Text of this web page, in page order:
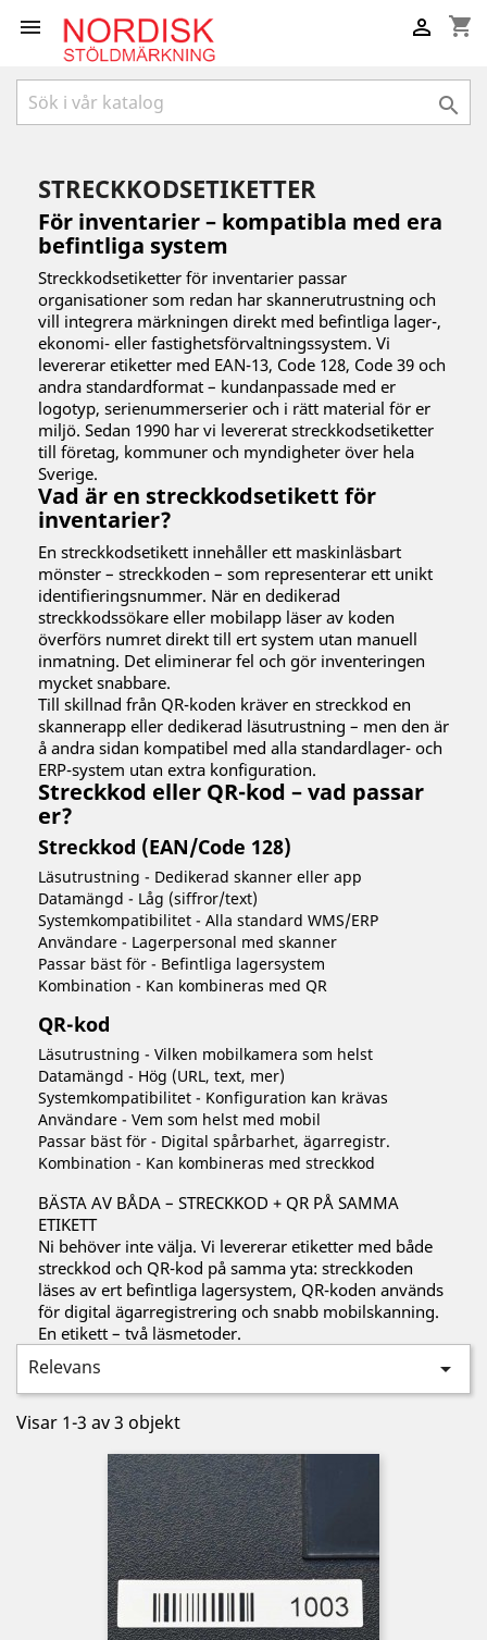
 shopping_cart


STRECKKODSETIKETTER
För inventarier – kompatibla med era
befintliga system
Streckkodsetiketter för inventarier passar
organisationer som redan har skannerutrustning och
vill integrera märkningen direkt med befintliga lager-,
ekonomi- eller fastighetsförvaltningssystem. Vi
levererar etiketter med EAN-13, Code 128, Code 39 och
andra standardformat – kundanpassade med er
logotyp, serienummerserier och i rätt material för er
miljö. Sedan 1990 har vi levererat streckkodsetiketter
till företag, kommuner och myndigheter över hela
Sverige.
Vad är en streckkodsetikett för
inventarier?
En streckkodsetikett innehåller ett maskinläsbart
mönster – streckkoden – som representerar ett unikt
identifieringsnummer. När en dedikerad
streckkodssökare eller mobilapp läser av koden
överförs numret direkt till ert system utan manuell
inmatning. Det eliminerar fel och gör inventeringen
mycket snabbare.
Till skillnad från QR-koden kräver en streckkod en
skannerapp eller dedikerad läsutrustning – men den är
å andra sidan kompatibel med alla standardlager- och
ERP-system utan extra konfiguration.
Streckkod eller QR-kod – vad passar
er?
Streckkod (EAN/Code 128)
Läsutrustning - Dedikerad skanner eller app
Datamängd - Låg (siffror/text)
Systemkompatibilitet - Alla standard WMS/ERP
Användare - Lagerpersonal med skanner
Passar bäst för - Befintliga lagersystem
Kombination - Kan kombineras med QR
QR-kod
Läsutrustning - Vilken mobilkamera som helst
Datamängd - Hög (URL, text, mer)
Systemkompatibilitet - Konfiguration kan krävas
Användare - Vem som helst med mobil
Passar bäst för - Digital spårbarhet, ägarregistr.
Kombination - Kan kombineras med streckkod
BÄSTA AV BÅDA – STRECKKOD + QR PÅ SAMMA
ETIKETT
Ni behöver inte välja. Vi levererar etiketter med både
streckkod och QR-kod på samma yta: streckkoden
läses av ert befintliga lagersystem, QR-koden används
för digital ägarregistrering och snabb mobilskanning.
En etikett – två läsmetoder.
Relevans 
Visar 1-3 av 3 objekt